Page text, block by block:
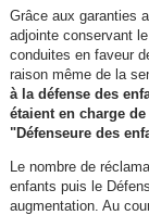
Grâce aux garanties
adjointe conservant
conduites en faveur
raison même de la
à la défense des
étaient en charge
"Défenseure des
Le nombre de
enfants puis le
augmentation. Au